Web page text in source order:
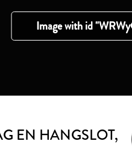
EN HANGSLOT,